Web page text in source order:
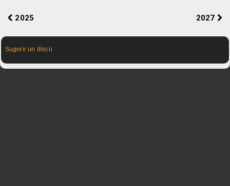
2025 2027
Sugerir un disco